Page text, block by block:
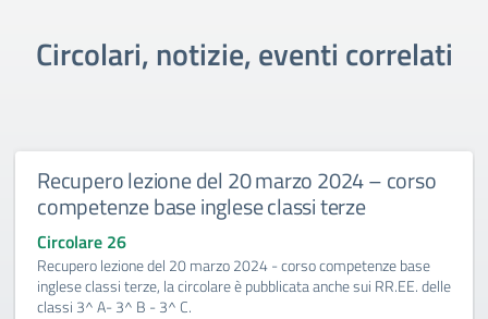
Circolari, notizie, eventi correlati
Recupero lezione del 20 marzo 2024 – corso
competenze base inglese classi terze
Circolare 26
Recupero lezione del 20 marzo 2024 - corso competenze base
inglese classi terze, la circolare è pubblicata anche sui RR.EE. delle
classi 3^ A- 3^ B - 3^ C.